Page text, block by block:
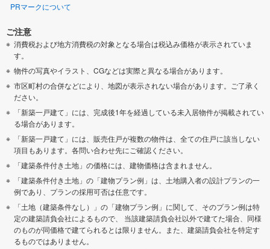
PRマークについて
ご注意
消費税および地方消費税の対象となる場合は税込み価格が表示されていま
す。
物件の写真やイラスト、CGなどは実際と異なる場合があります。
市区町村の合併などにより、地図が表示されない場合があります。ご了承く
ださい。
「新築一戸建て」には、完成後1年を経過している未入居物件が掲載されてい
る場合があります。
「新築一戸建て」には、販売住戸が複数の物件は、全ての住戸に該当しない
項目もあります。各問い合わせ先にご確認ください。
「建築条件付き土地」の価格には、建物価格は含まれません。
「建築条件付き土地」の「建物プラン例」は、土地購入者の設計プランの一
例であり、プランの採用可否は任意です。
「土地（建築条件なし）」の「建物プラン例」に関して、そのプラン例は特
定の建築請負会社によるもので、 当該建築請負会社以外で建てた場合、同様
のものが同価格で建てられるとは限りません。また、建築請負会社を特定す
るものではありません。